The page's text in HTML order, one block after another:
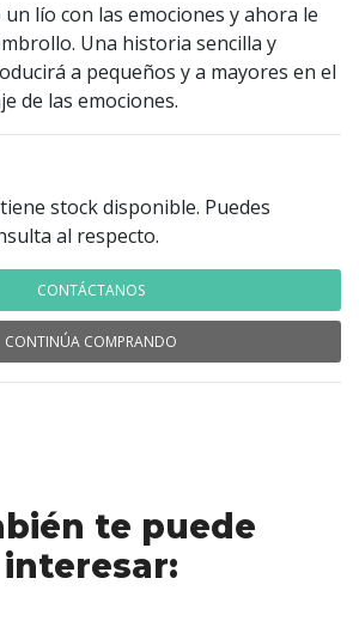
un lío con las emociones y ahora le
Una historia sencilla y
a pequeños y a mayores en el
de las emociones.
stock disponible. Puedes
al respecto.
CONTÁCTANOS
CONTINÚA COMPRANDO
te puede
interesar: